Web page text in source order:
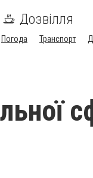
Дозвілля
Погода Транспорт